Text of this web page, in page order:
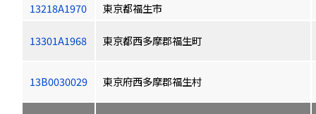
13218A1970 東京都福生市
13301A1968 東京都西多摩郡福生町
13B0030029 東京府西多摩郡福生村